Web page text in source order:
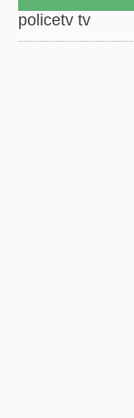
policetv tv